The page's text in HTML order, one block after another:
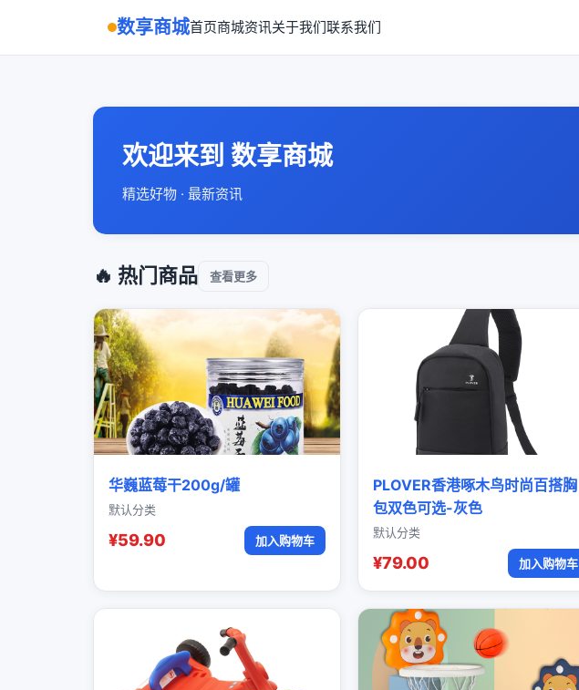
数享商城首页商城资讯关于我们联系我们
欢迎来到 数享商城
精选好物 · 最新资讯
🔥 热门商品 查看更多
华巍蓝莓干200g/罐
默认分类
¥59.90 加入购物车
PLOVER香港啄木鸟时尚百搭胸
包双色可选-灰色
默认分类
¥79.00 加入购物车